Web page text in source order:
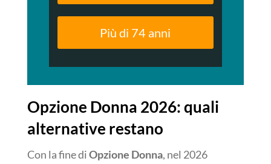
Più di 74 anni
Opzione Donna 2026: quali
alternative restano
Con la fine diOpzione Donna, nel 2026